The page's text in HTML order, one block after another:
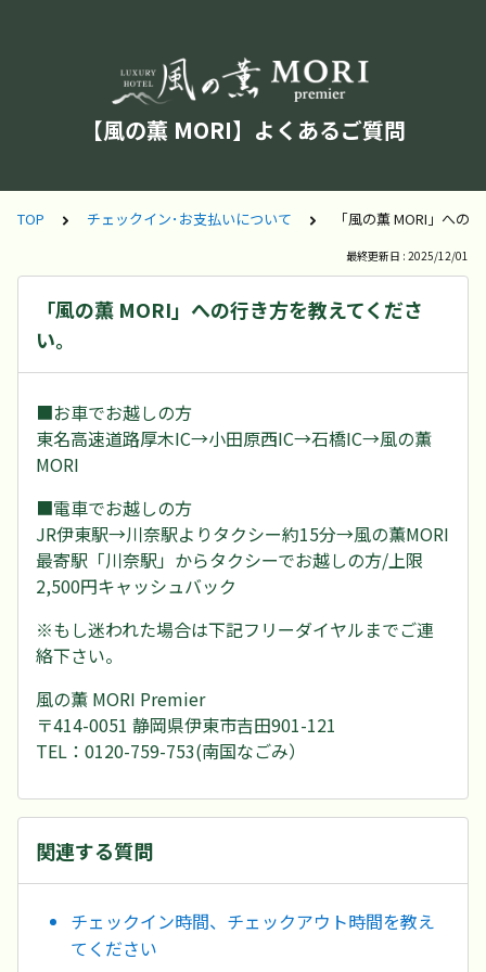
【風の薫 MORI】よくあるご質問
TOP チェックイン･お支払いについて 「風の薫 MORI」への
最終更新日 : 2025/12/01
「風の薫 MORI」への行き方を教えてくださ
い。
■お車でお越しの方
東名高速道路厚木IC→小田原西IC→石橋IC→風の薫
MORI
■電車でお越しの方
JR伊東駅→川奈駅よりタクシー約15分→風の薫MORI
最寄駅「川奈駅」からタクシーでお越しの方/上限
2,500円キャッシュバック
※もし迷われた場合は下記フリーダイヤルまでご連
絡下さい。
風の薫 MORI Premier
〒414-0051 静岡県伊東市吉田901-121
TEL：0120-759-753(南国なごみ）
関連する質問
チェックイン時間、チェックアウト時間を教え
てください